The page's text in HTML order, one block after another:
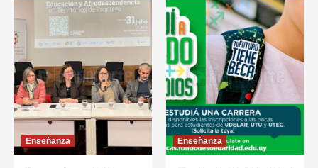
Enseñanza Enseñanza